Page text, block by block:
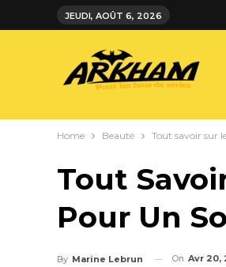
JEUDI, AOÛT 6, 2026
Home Beauté Tout savoir sur
Tout
Pour Un
By Marine Lebrun On Avr 20,